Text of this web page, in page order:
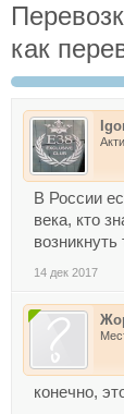
как
В России
века, кто
возникнуть
14 дек 2017
конечно,